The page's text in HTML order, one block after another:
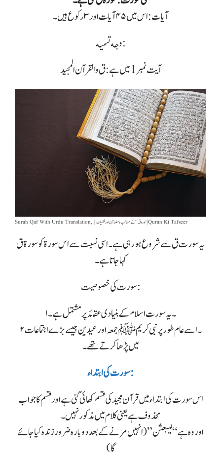
آیات : اس میں ۴۵ آیات اور ۳ رکوع ہیں۔
وجه تسمیه :
آیت نمبر 1 میں ہے: ق والقرآن المجيد
Surah Qaf With Urdu Translation, | سُورہ ق “کے مطالب و مضامین اور فضیلت | Quran Ki Tafseer
یہ سورت ق سے شروع ہو رہی ہے۔ اسی نسبت سے اس سورۃ کو سورۃ ق
کہا جاتا ہے۔
سورت کی خصوصیت:
۱۔ یہ سورت اسلام کے بنیادی عقائد پر مشتمل ہے۔
۲۔ اسے عام طور پر نبی کریم ﷺ جمعہ اور عیدین جیسے بڑے اجتماعات
میں پڑھا کرتے تھے۔
سورت کی ابتداء:
اس سورت کی ابتداء میں قرآن مجید کی قسم کھائی گئی ہے اور قسم کا جواب
محذوف ہے یعنی کلام میں مذکور نہیں۔
اور وہ ہے “لیبعثن” (انہیں مرنے کے بعد دوبارہ ضرور زندہ کیا جائے
گا)